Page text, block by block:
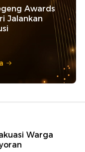
Awards
Jalankan
Warga